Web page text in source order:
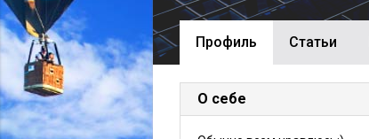
Профиль Cтатьи
О себе